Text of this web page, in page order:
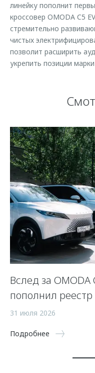
линейку пополнит
кроссовер OMODA C5
стремительно
чистых
позволит расширить
укрепить позиции
Вслед за OMODA
пополнил
31 июля 2026
Подробнее